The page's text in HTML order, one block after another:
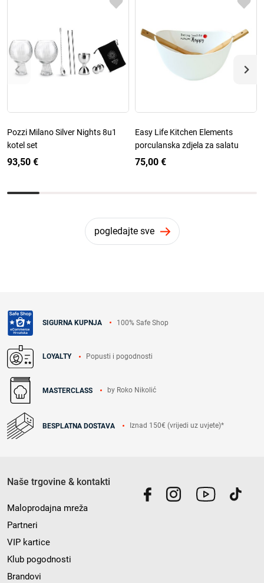
Pozzi Milano Silver Nights 8u1
kotel set
93,50 €
Easy Life Kitchen Elements
porculanska zdjela za salatu
75,00 €
pogledajte sve
SIGURNA KUPNJA 100% Safe Shop
LOYALTY Popusti i pogodnosti
MASTERCLASS by Roko Nikolić
BESPLATNA DOSTAVA Iznad 150€ (vrijedi uz uvjete)*
Naše trgovine & kontakti
Maloprodajna mreža
Partneri
VIP kartice
Klub pogodnosti
Brandovi